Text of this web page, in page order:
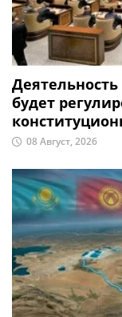
будет
08 Август, 2026